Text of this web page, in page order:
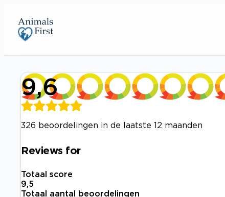
9,6
326 beoordelingen in de laatste 12 maanden
Reviews for
Totaal score
9,5
Totaal aantal beoordelingen